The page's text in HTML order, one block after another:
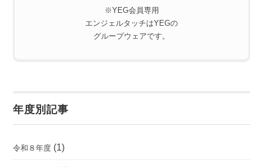
※YEG会員専用
エンジェルタッチはYEGの
グループウェアです。
年度別記事
令和８年度 (1)